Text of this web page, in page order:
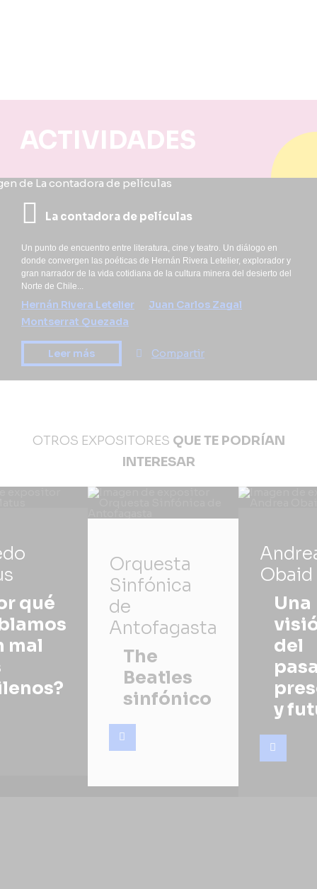
ACTIVIDADES
La contadora de películas
Un punto de encuentro entre literatura, cine y teatro. Un diálogo en
donde convergen las poéticas de Hernán Rivera Letelier, explorador y
gran narrador de la vida cotidiana de la cultura minera del desierto del
Norte de Chile...
Hernán Rivera Letelier
Juan Carlos Zagal
Montserrat Quezada
Leer más Compartir
OTROS EXPOSITORES QUE TE PODRÍAN
INTERESAR
qué
mal
Orquesta
Sinfónica
de
Antofagasta
The
Beatles
sinfónico
Obaid
Una
del
y